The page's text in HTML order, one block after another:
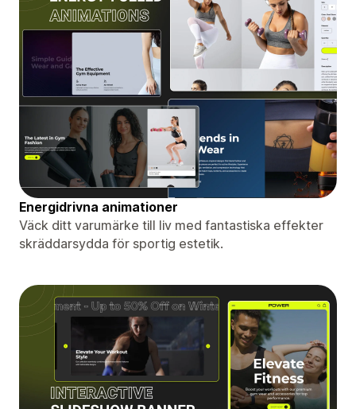
Energidrivna animationer
Väck ditt varumärke till liv med fantastiska effekter
skräddarsydda för sportig estetik.